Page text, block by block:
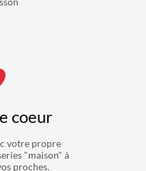
coeur
votre propre
"maison" à
proches.